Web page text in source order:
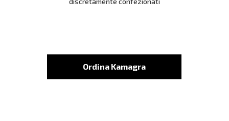
Ordina Kamagra